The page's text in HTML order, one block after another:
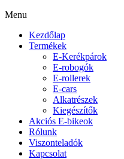
Menu
Kezdőlap
Termékek
E-Kerékpárok
E-robogók
E-rollerek
E-cars
Alkatrészek
Kiegészítők
Akciós E-bikeok
Rólunk
Viszonteladók
Kapcsolat